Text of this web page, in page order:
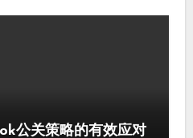
公关策略的有效应对